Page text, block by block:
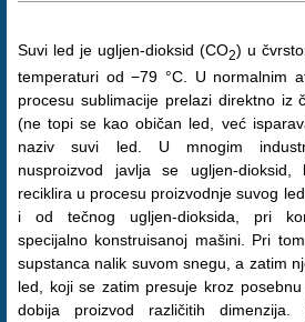
Suvi led je ugljen-dioksid (CO2) u
temperaturi od −79 °C. U normalnim
procesu sublimacije prelazi direktno iz
(ne topi se kao običan led, već
naziv suvi led. U mnogim
nusproizvod javlja se ugljen-
reciklira u procesu proizvodnje suvog
i od tečnog ugljen-dioksida, pri
specijalno konstruisanoj mašini. Pri
supstanca nalik suvom snegu, a zatim
led, koji se zatim presuje kroz
dobija proizvod različitih